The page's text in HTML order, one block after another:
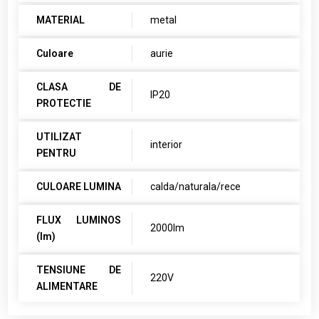
MATERIAL metal
Culoare aurie
CLASA DE
PROTECTIE
IP20
UTILIZAT
PENTRU
interior
CULOARE LUMINA calda/naturala/rece
FLUX LUMINOS
(lm)
2000lm
TENSIUNE DE
ALIMENTARE
220V